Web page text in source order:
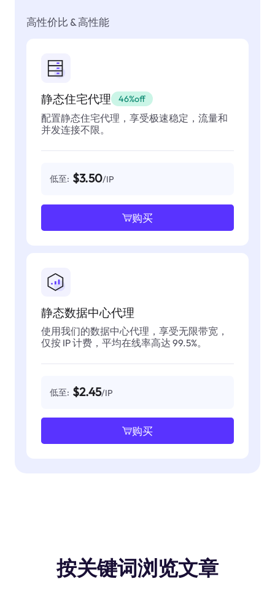
高性价比 & 高性能
静态住宅代理 46%off
配置静态住宅代理，享受极速稳定，流量和
并发连接不限。
低至: $3.50/IP
购买
静态数据中心代理
使用我们的数据中心代理，享受无限带宽，
仅按 IP 计费，平均在线率高达 99.5%。
低至: $2.45/IP
购买
按关键词浏览文章